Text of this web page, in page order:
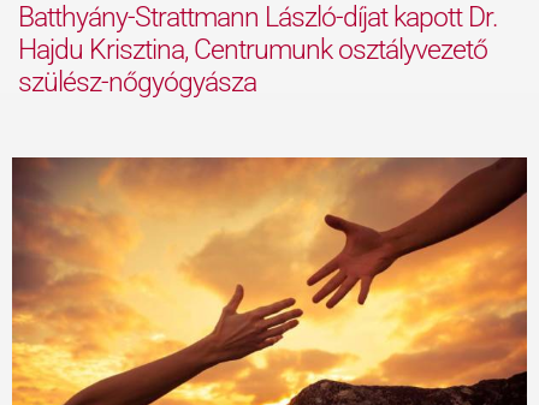
Batthyány-Strattmann László-díjat kapott Dr.
Hajdu Krisztina, Centrumunk osztályvezető
szülész-nőgyógyásza